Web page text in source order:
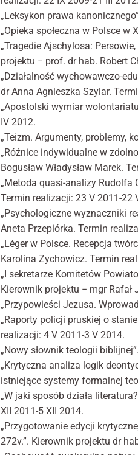
„Leksykon prawa
„Opieka społeczna w Polsce
„Tragedie Ajschylosa:
projektu − prof. dr hab. Robert
„Działalność wychowawczo-
dr Anna Agnieszka Szylar.
„Apostolski wymiar
IV 2012.
„Teizm. Argumenty, problemy,
„Różnice indywidualne w
Bogusław Władysław Marek.
„Metoda quasi-analizy Rudolfa
Termin realizacji: 23 V 2011-22
„Psychologiczne wyznaczniki
Aneta Przepiórka. Termin
„Léger w Polsce. Recepcja
Karolina Zychowicz. Termin
„I sekretarze Komitetów
Kierownik projektu − mgr
„Przypowieści Jezusa.
„Raporty policji pruskiej o
realizacji: 4 V 2011-3 V 2014.
„Nowy słownik teologii
„Krytyczna analiza logik
istniejące systemy formalnej
„W jaki sposób działa
XII 2011-5 XII 2014.
„Przygotowanie edycji
272v.”. Kierownik projektu dr